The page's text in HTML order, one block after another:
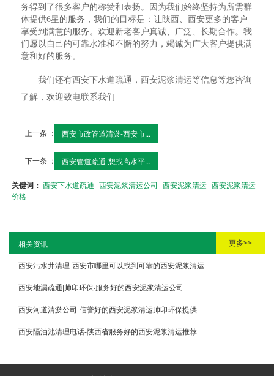
务得到了很多客户的称赞和表扬。因为我们始终坚持为所需群
体提供6星的服务，我们的目标是：让陕西、西安更多的客户
享受到满意的服务。欢迎新老客户真诚、广泛、长期合作。我
们愿以自己的可靠水准和不懈的努力，竭诚为广大客户提供满
意和好的服务。
我们还有西安下水道疏通，西安泥浆清运等信息等您咨询
了解，欢迎致电联系我们
上一条 ： 西安市政管道清淤-西安市...
下一条 ： 西安管道疏通-想找高水平...
关键词：西安下水道疏通 西安泥浆清运公司 西安泥浆清运 西安泥浆清运
价格
相关资讯 更多>>
西安污水井清理-西安市哪里可以找到可靠的西安泥浆清运
西安地漏疏通|帅印环保·服务好的西安泥浆清运公司
西安河道清淤公司-信誉好的西安泥浆清运帅印环保提供
西安隔油池清理电话-陕西省服务好的西安泥浆清运推荐